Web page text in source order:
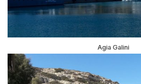
Agia Galini